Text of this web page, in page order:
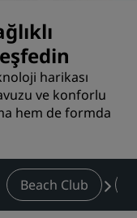
harikası
ve konforlu
hem de formda
Beach Club